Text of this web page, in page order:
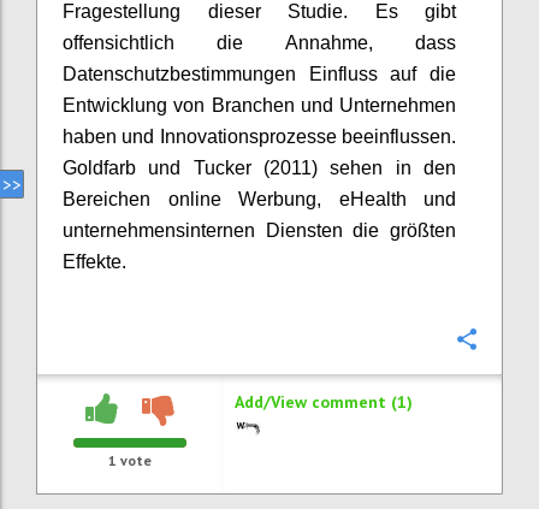
Fragestellung dieser Studie. Es gibt
offensichtlich die Annahme, dass
Datenschutzbestimmungen Einfluss auf die
Entwicklung von Branchen und Unternehmen
haben und Innovationsprozesse beeinflussen.
Goldfarb und Tucker (2011) sehen in den
Bereichen online Werbung, eHealth und
unternehmensinternen Diensten die größten
Effekte.
1 vote
Add/View comment (1)